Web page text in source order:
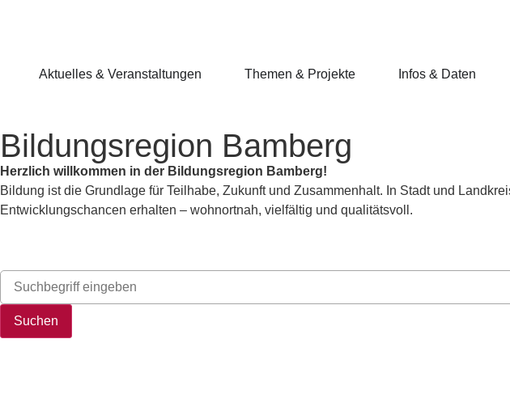
Aktuelles & Veranstaltungen Themen & Projekte Infos & Daten
Bildungsregion Bamberg
Herzlich willkommen in der Bildungsregion Bamberg!
Bildung ist die Grundlage für Teilhabe, Zukunft und Zusammenhalt. In Stadt und
Entwicklungschancen erhalten – wohnortnah, vielfältig und qualitätsvoll.
Suchen